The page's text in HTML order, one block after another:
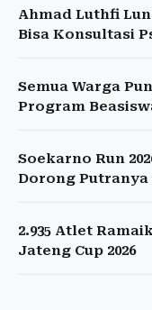
Ahmad Luthfi
Bisa Konsultasi
Semua Warga
Program
Soekarno Run
Dorong Putranya
2.935 Atlet
Jateng Cup 2026